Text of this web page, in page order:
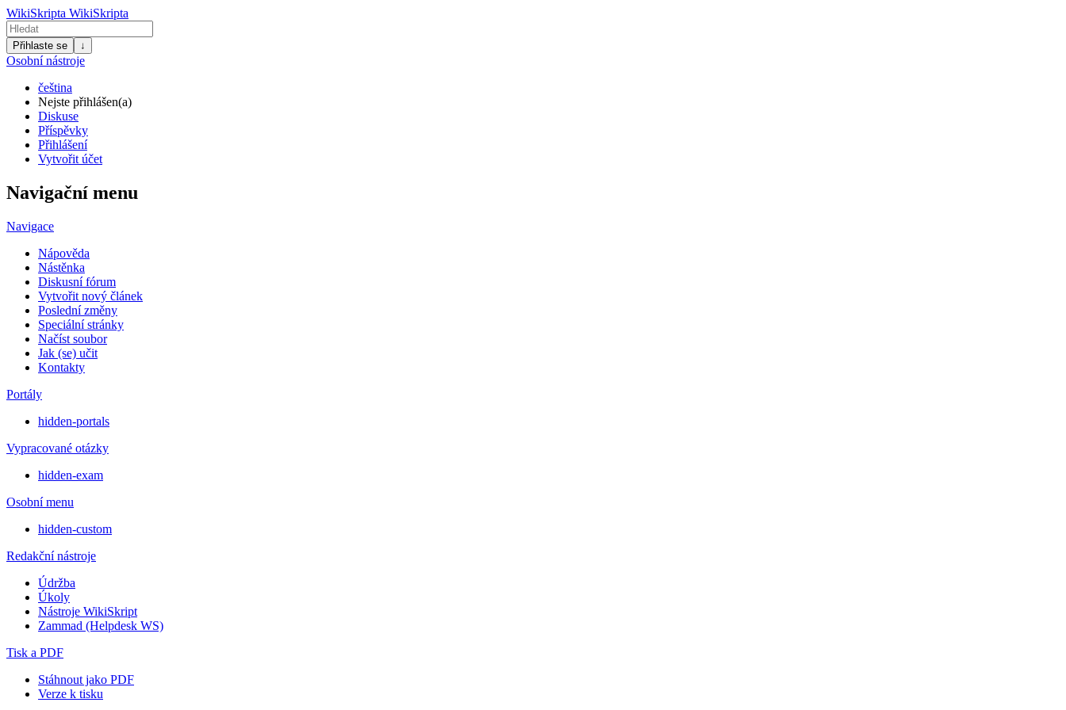
WikiSkripta WikiSkripta
Přihlaste se ↓
Osobní nástroje
čeština
Nejste přihlášen(a)
Diskuse
Příspěvky
Přihlášení
Vytvořit účet
Navigační menu
Navigace
Nápověda
Nástěnka
Diskusní fórum
Vytvořit nový článek
Poslední změny
Speciální stránky
Načíst soubor
Jak (se) učit
Kontakty
Portály
hidden-portals
Vypracované otázky
hidden-exam
Osobní menu
hidden-custom
Redakční nástroje
Údržba
Úkoly
Nástroje WikiSkript
Zammad (Helpdesk WS)
Tisk a PDF
Stáhnout jako PDF
Verze k tisku